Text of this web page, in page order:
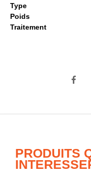
Type
Poids
Traitement
PRODUITS